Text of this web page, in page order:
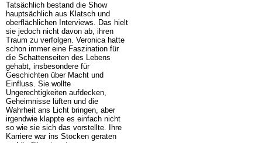
Tatsächlich bestand die Show
hauptsächlich aus Klatsch und
oberflächlichen Interviews. Das hielt
sie jedoch nicht davon ab, ihren
Traum zu verfolgen. Veronica hatte
schon immer eine Faszination für
die Schattenseiten des Lebens
gehabt, insbesondere für
Geschichten über Macht und
Einfluss. Sie wollte
Ungerechtigkeiten aufdecken,
Geheimnisse lüften und die
Wahrheit ans Licht bringen, aber
irgendwie klappte es einfach nicht
so wie sie sich das vorstellte. Ihre
Karriere war ins Stocken geraten